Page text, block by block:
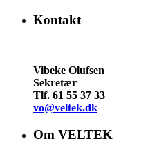
Kontakt
Vibeke Olufsen
Sekretær
Tlf. 61 55 37 33
vo@veltek.dk
Om VELTEK